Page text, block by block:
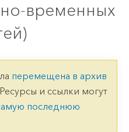
временных
перемещена в архив
и ссылки могут
последнюю